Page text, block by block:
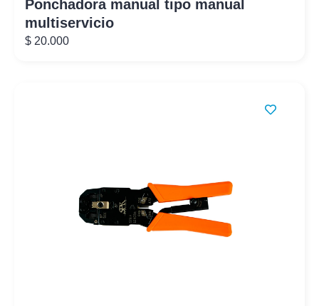
Ponchadora manual tipo manual
multiservicio
$ 20.000